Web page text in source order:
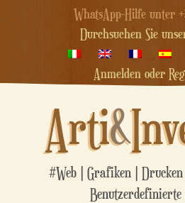
WhatsApp-Hilfe unter
Durchsuchen Sie
Anmelden oder
Arti&
#Web | Grafiken | Drucken
Benutzerdefinierte